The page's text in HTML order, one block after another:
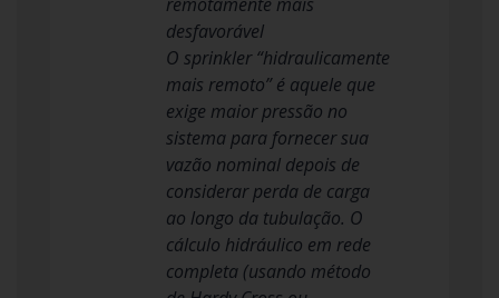
desfavorável
O sprinkler “hidraulicamente
mais remoto” é aquele que
exige maior pressão no
sistema para fornecer sua
vazão nominal depois de
considerar perda de carga
ao longo da tubulação. O
cálculo hidráulico em rede
completa (usando método